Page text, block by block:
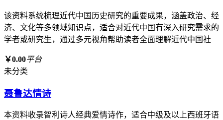
该资料系统梳理近代中国历史研究的重要成果，涵盖政治、经
济、文化等多领域知识点，适合对近代中国有深入研究需求的
学者或研究生，通过多元视角帮助读者全面理解近代中国社
￥0.00平台
未分类
聂鲁达情诗
本资料收录智利诗人经典爱情诗作，适合中级及以上西班牙语